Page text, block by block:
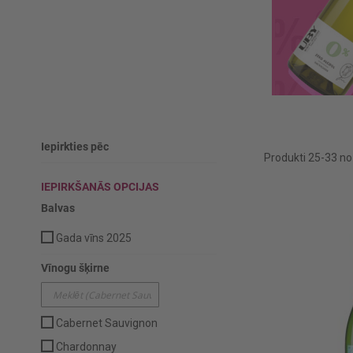
Produkti 25-33
Iepirkties pēc
IEPIRKŠANĀS OPCIJAS
Balvas
Gada vīns 2025
Vīnogu šķirne
Cabernet Sauvignon
Chardonnay